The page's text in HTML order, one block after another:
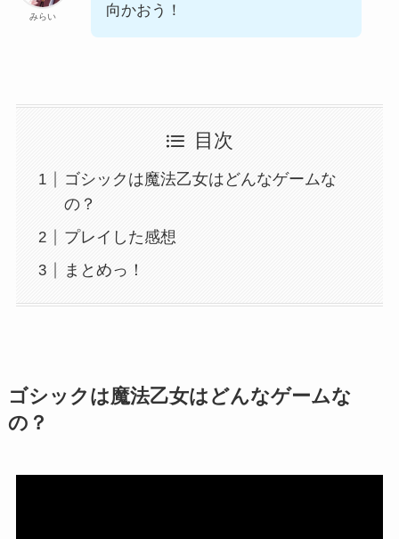
みらい
向かおう！
目次
ゴシックは魔法乙女はどんなゲームな
の？
プレイした感想
まとめっ！
ゴシックは魔法乙女はどんなゲームな
の？